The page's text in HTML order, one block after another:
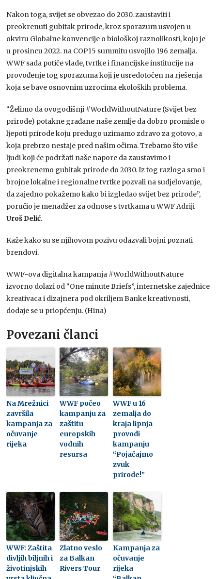
Nakon toga, svijet se obvezao do 2030. zaustaviti i
preokrenuti gubitak prirode, kroz sporazum usvojen u
okviru Globalne konvencije o biološkoj raznolikosti, koju je
u prosincu 2022. na COP15 summitu usvojilo 196 zemalja.
WWF sada potiče vlade, tvrtke i financijske institucije na
provođenje tog sporazuma koji je usredotočen na rješenja
koja se bave osnovnim uzrocima ekoloških problema.
“Želimo da ovogodišnji #WorldWithoutNature (Svijet bez
prirode) potakne građane naše zemlje da dobro promisle o
ljepoti prirode koju predugo uzimamo zdravo za gotovo, a
koja prebrzo nestaje pred našim očima. Trebamo što više
ljudi koji će podržati naše napore da zaustavimo i
preokrenemo gubitak prirode do 2030. Iz tog razloga smo i
brojne lokalne i regionalne tvrtke pozvali na sudjelovanje,
da zajedno pokažemo kako bi izgledao svijet bez prirode”,
poručio je menadžer za odnose s tvrtkama u WWF Adriji
Uroš Delić.
Kaže kako su se njihovom pozivu odazvali bojni poznati
brendovi.
WWF-ova digitalna kampanja #WorldWithoutNature
izvorno dolazi od “One minute Briefs”, internetske zajednice
kreativaca i dizajnera pod okriljem Banke kreativnosti,
dodaje se u priopćenju. (Hina)
Povezani članci
Na Mrežnici
završila
kampanja za
očuvanje
rijeka
WWF počeo
kampanju za
zaštitu
europskih
vodnih
resursa
WWF u 16
zemalja do
kraja lipnja
provodi
kampanju
“Pojačajmo
zvuk
prirode!”
WWF: Zaštita
divljih biljnih i
životinjskih
Zlatno veslo
za Balkan
Rivers Tour
Kampanja za
očuvanje
rijeka